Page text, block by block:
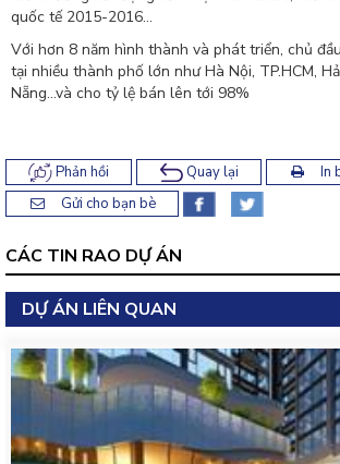
quốc tế 2015-2016...
Với hơn 8 năm hình thành và phát triển, chủ
tại nhiều thành phố lớn như Hà Nội, TP.HCM,
Nẵng...và cho tỷ lệ bán lên tới 98%
Phản hồi Quay lại
In
Gửi cho bạn bè
CÁC TIN RAO DỰ ÁN
DỰ ÁN LIÊN QUAN